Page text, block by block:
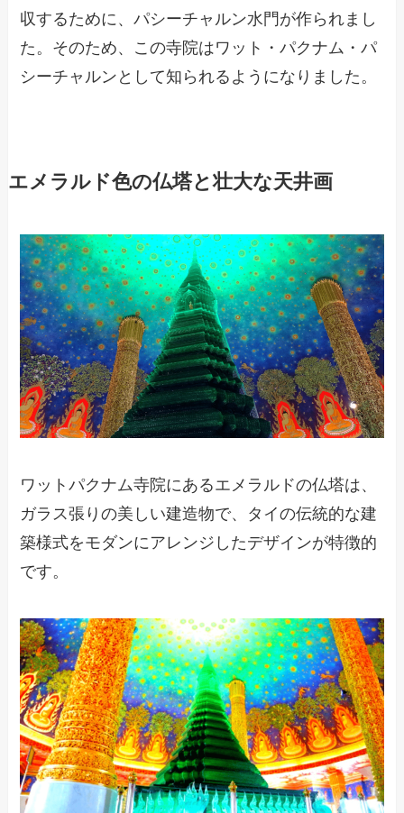
収するために、パシーチャルン水門が作られまし
た。そのため、この寺院はワット・パクナム・パ
シーチャルンとして知られるようになりました。
エメラルド色の仏塔と壮大な天井画
ワットパクナム寺院にあるエメラルドの仏塔は、
ガラス張りの美しい建造物で、タイの伝統的な建
築様式をモダンにアレンジしたデザインが特徴的
です。